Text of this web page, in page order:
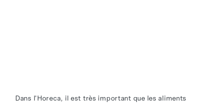
Dans l'Horeca, il est très important que les aliments